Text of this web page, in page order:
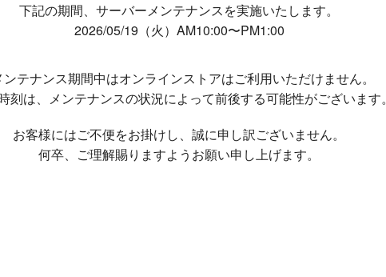
下記の期間、サーバーメンテナンスを実施いたします。
2026/05/19（火）AM10:00〜PM1:00
ンテナンス期間中はオンラインストアはご利用いただけません。
刻は、メンテナンスの状況によって前後する可能性がございます。
お客様にはご不便をお掛けし、 誠に申し訳ございません。
何卒、ご理解賜りますようお願い申し上げます。